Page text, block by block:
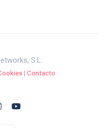
S.L.
| Contacto